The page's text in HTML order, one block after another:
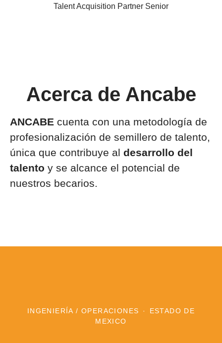
Talent Acquisition Partner Senior
Acerca de Ancabe
ANCABE cuenta con una metodología de
profesionalización de semillero de talento,
única que contribuye al desarrollo del
talento y se alcance el potencial de
nuestros becarios.
INGENIERÍA / OPERACIONES ·
ESTADO DE
MEXICO